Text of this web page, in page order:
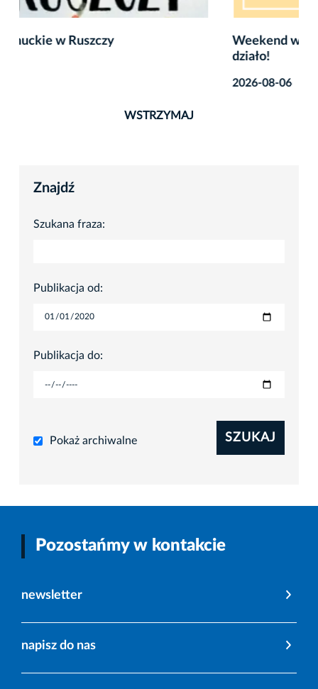
Weekend w Krakowie – sprawdź, co się będzie
WSTRZYMAJ
Znajdź
Szukana fraza:
Publikacja od:
Publikacja do:
Pokaż archiwalne SZUKAJ
Pozostańmy w kontakcie
newsletter
napisz do nas